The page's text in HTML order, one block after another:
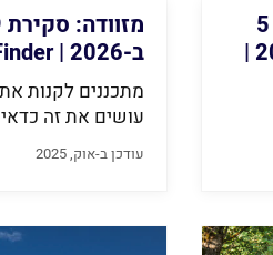
מזוודות סמסונייט (Samsonite) 5
מזוודות סמסונייט מומלצות 2026 |
ביותר
מתכננים לקנות
עושים את זה
עודכן ב-אוק, 2025